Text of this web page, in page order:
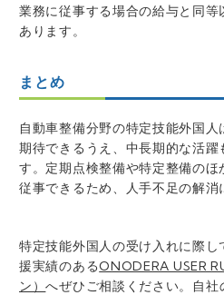
業務に従事する場合の給与と同
あります。
まとめ
自動車整備分野の特定技能外国
期待できるうえ、中長期的な活
す。定期点検整備や特定整備のほ
従事できるため、人手不足の解消
特定技能外国人の受け入れに際
援実績のあるONODERA USER
ン）へぜひご相談ください。自社